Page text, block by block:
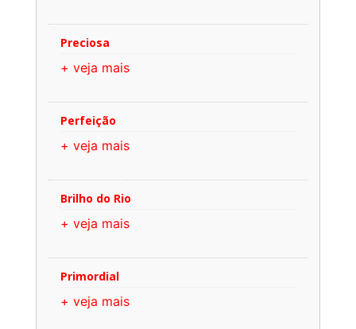
Preciosa
+ veja mais
Perfeição
+ veja mais
Brilho do Rio
+ veja mais
Primordial
+ veja mais